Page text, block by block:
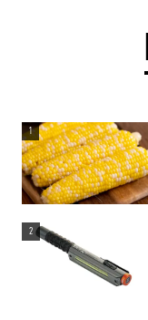
1
2